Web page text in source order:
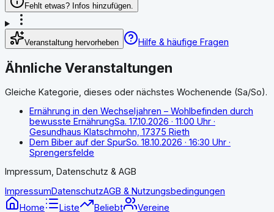
Fehlt etwas? Infos hinzufügen.
Veranstaltung hervorheben Hilfe & häufige Fragen
Ähnliche Veranstaltungen
Gleiche Kategorie, dieses oder nächstes Wochenende (Sa/So).
Ernährung in den Wechseljahren – Wohlbefinden durch
bewusste ErnährungSa. 17.10.2026 · 11:00 Uhr ·
Gesundhaus Klatschmohn, 17375 Rieth
Dem Biber auf der SpurSo. 18.10.2026 · 16:30 Uhr ·
Sprengersfelde
Impressum, Datenschutz & AGB
ImpressumDatenschutzAGB & Nutzungsbedingungen
Home
Liste Beliebt Vereine